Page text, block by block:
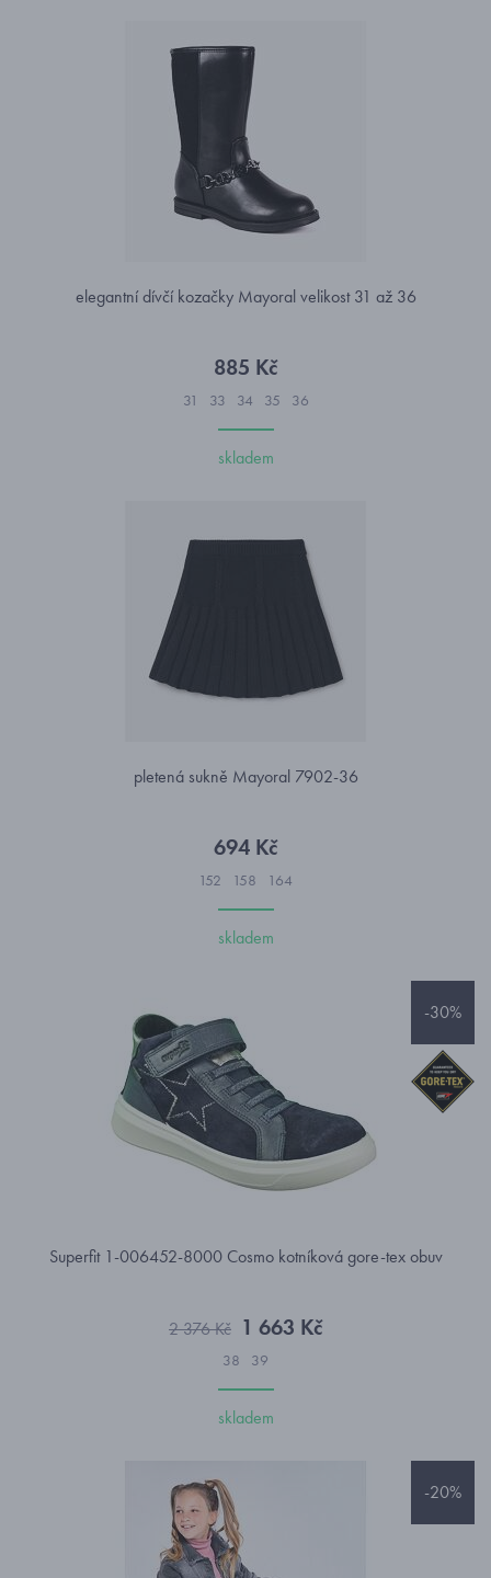
elegantní dívčí kozačky Mayoral velikost 31 až 36
885 Kč
31 33 34 35 36
skladem
pletená sukně Mayoral 7902-36
694 Kč
152 158 164
skladem
-30%
Superfit 1-006452-8000 Cosmo kotníková gore-tex obuv
2 376 Kč 1 663 Kč
38 39
skladem
-20%